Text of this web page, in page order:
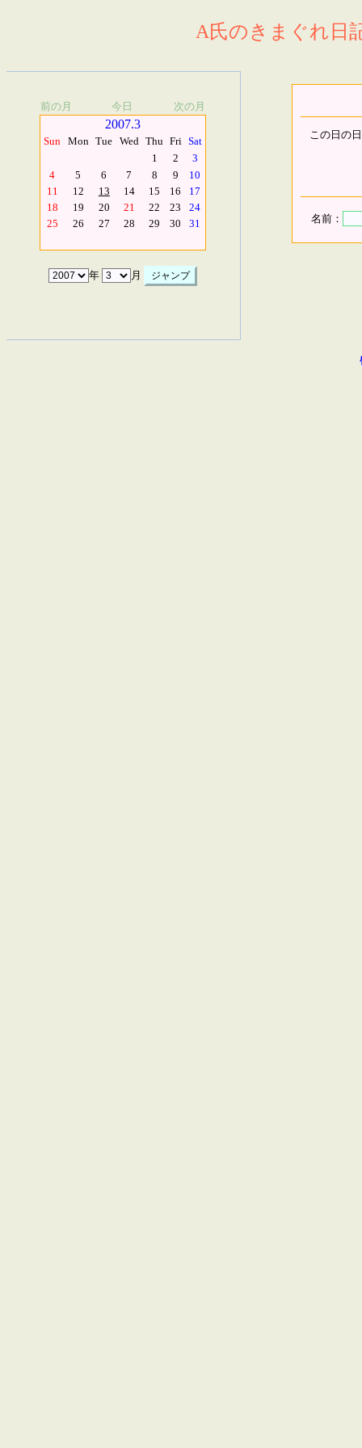
A氏のきまぐれ日
前の月 今日 次の月
2007.3
Sun Mon Tue Wed Thu Fri Sat
1
2
3
4
5 6 7 8 9
10
11
12 13 14 15 16
17
18
19 20 21 22 23
24
25
26 27 28 29 30 31
年 月
この日の
名前：